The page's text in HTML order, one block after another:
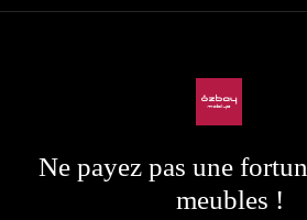
Ne payez pas une
meubles !